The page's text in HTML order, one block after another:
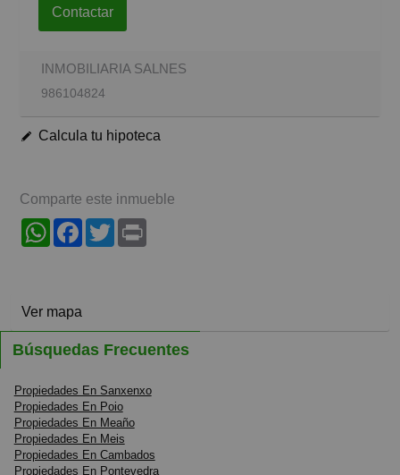
Contactar
INMOBILIARIA SALNES
986104824
Calcula tu hipoteca
Comparte este inmueble
WhatsAppFacebook
Twitter
Ver mapa
Búsquedas Frecuentes
Propiedades En Sanxenxo
Propiedades En Poio
Propiedades En Meaño
Propiedades En Meis
Propiedades En Cambados
Propiedades En Pontevedra